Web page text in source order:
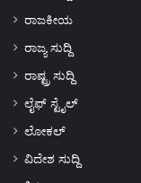
ರಾಜಕೀಯ
ರಾಜ್ಯ ಸುದ್ದಿ
ರಾಷ್ಟ್ರ ಸುದ್ದಿ
ಲೈಫ್ ಸ್ಟೈಲ್
ಲೋಕಲ್
ವಿದೇಶ ಸುದ್ದಿ